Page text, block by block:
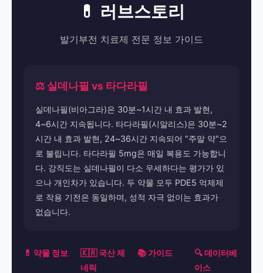
💊 러브스토리
발기부전 치료제 전문 정보 가이드
⚖️ 실데나필 vs 타다라필
실데나필(비아그라)은 30분~1시간 내 효과 발현,
4~6시간 지속됩니다. 타다라필(시알리스)은 30분~2
시간 내 효과 발현, 24~36시간 지속되어 "주말 약"으
로 불립니다. 타다라필 5mg은 매일 복용도 가능합니
다. 강직도는 실데나필이 다소 우세하다는 평가가 있
으나 개인차가 있습니다. 두 약물 모두 PDE5 억제제
로 작용 기전은 동일하며, 성적 자극 없이는 효과가
없습니다.
💊 약물 정보
🇰🇷 국산 제
네릭
📚 가이드
🔍 데이터베
이스